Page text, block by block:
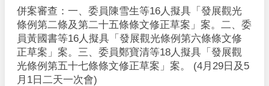
i
d
e
併案審查：一、委員陳雪生等16人擬具「發展觀光
條例第二條及第二十五條條文修正草案」案。二、委
員黃國書等16人擬具「發展觀光條例第六條條文修
正草案」案。三、委員鄭寶清等18人擬具「發展觀
光條例第五十七條條文修正草案」案。 (4月29日及5
月1日二天一次會)